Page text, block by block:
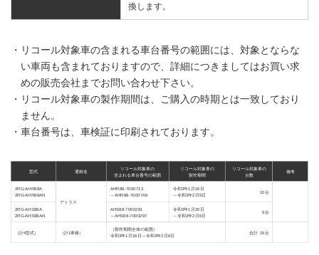
換します。
・リコール対象車の含まれる車台番号の範囲には、対象とならな
い車両も含まれておりますので、詳細につきましてはお買い求
めの販売会社までお問い合わせ下さい。
・リコール対象車の製作期間は、ご購入の時期とは一致しており
ません。
・車台番号は、車検証に印刷されております。
型式 通称名
リコール対象車の
含まれる車台番号の範囲
リコール対象車の
製作期間
リコール対象車の
台数
備考
2RG-AHR88A
2RG-AHR88AN
アトラス
AHR88-7000713
～AHR88-7000746
令和3年1月16日
～令和3年2月5日
10台
2RG-AHS88A
2RG-AHS88AN
AHS88-7000281
～AHS88-7000297
令和3年1月20日
～令和3年2月6日
5台
（計4型式） （計1車種）
（製作期間全体の範囲）
令和3年1月16日～令和3年2月6日
合計 15台